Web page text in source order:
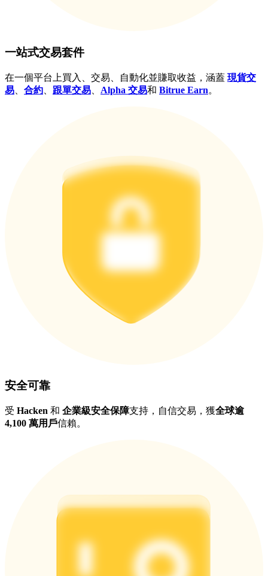
更多活動
贏得獎品與專屬獎勵
一站式交易套件
在一個平台上買入、交易、自動化並賺取收益，涵蓋 現貨交
易
合約 跟單交易 Alpha 交易和 Bitrue Earn。
安全可靠
受 Hacken 和 企業級安全保障支持，自信交易，獲全球逾
4,100 萬用戶信賴。